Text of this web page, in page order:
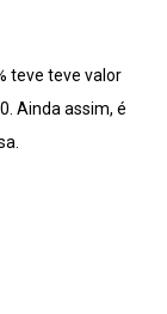
teve teve valor
Ainda assim, é